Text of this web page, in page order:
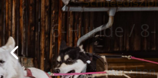
Ansehen